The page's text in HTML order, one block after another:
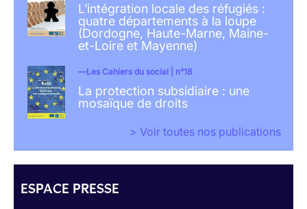
L’intégration locale des réfugiés :
quatre départements à la loupe
(Dordogne, Haute-Marne, Maine-
et-Loire et Mayenne)
Les Cahiers du social | n°18
La protection subsidiaire : une
mosaïque de droits
> Voir toutes nos publications
ESPACE PRESSE